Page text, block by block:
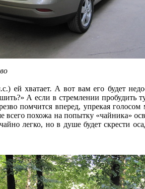
ей хватает. А вот вам его будет
А если в стремлении пробудить
помчится вперед, упрекая
всего похожа на попытку «чайника»
легко, но в душе будет скрести